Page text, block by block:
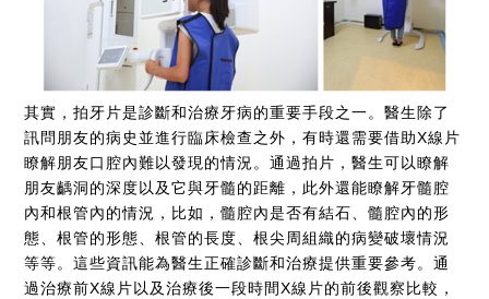
其實，拍牙片是診斷和治療牙病的重要手段之一。醫生除了
訊問朋友的病史並進行臨床檢查之外，有時還需要借助X線片
瞭解朋友口腔內難以發現的情況。通過拍片，醫生可以瞭解
朋友齲洞的深度以及它與牙髓的距離，此外還能瞭解牙髓腔
內和根管內的情況，比如，髓腔內是否有結石、髓腔內的形
態、根管的形態、根管的長度、根尖周組織的病變破壞情況
等等。這些資訊能為醫生正確診斷和治療提供重要參考。通
過治療前X線片以及治療後一段時間X線片的前後觀察比較，